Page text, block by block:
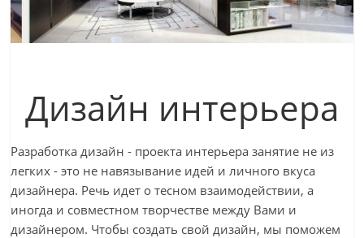
Дизайн интерьера
Разработка дизайн - проекта интерьера занятие не из
легких - это не навязывание идей и личного вкуса
дизайнера. Речь идет о тесном взаимодействии, а
иногда и совместном творчестве между Вами и
дизайнером. Чтобы создать свой дизайн, мы поможем